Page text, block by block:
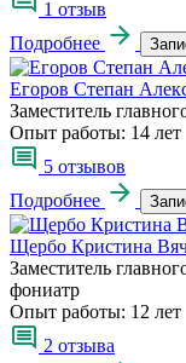
1 отзыв
Подробнее
Егоров Степан
Заместитель
Опыт работы: 14 лет
5 отзывов
Подробнее
Щербо Кристина
Заместитель
фониатр
Опыт работы: 12 лет
2 отзыва